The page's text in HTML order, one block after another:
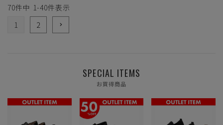
70件中 1-40件表示
1
2
SPECIAL ITEMS
お買得商品